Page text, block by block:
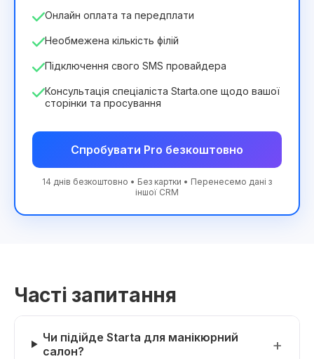
Онлайн оплата та передплати
Необмежена кількість філій
Підключення свого SMS провайдера
Консультація спеціаліста Starta.one щодо вашої
сторінки та просування
Спробувати Pro безкоштовно
14 днів безкоштовно • Без картки • Перенесемо дані з
іншої CRM
Часті запитання
Чи підійде Starta для манікюрний
салон?